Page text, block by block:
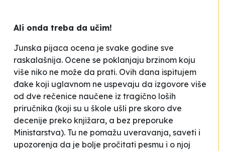
Ali onda treba da učim!
Junska pijaca ocena je svake godine sve
raskalašnija. Ocene se poklanjaju brzinom koju
više niko ne može da prati. Ovih dana ispitujem
đake koji uglavnom ne uspevaju da izgovore više
od dve rečenice naučene iz tragično loših
priručnika (koji su u škole ušli pre skoro dve
decenije preko knjižara, a bez preporuke
Ministarstva). Tu ne pomažu uveravanja, saveti i
upozorenja da je bolje pročitati pesmu i o njoj